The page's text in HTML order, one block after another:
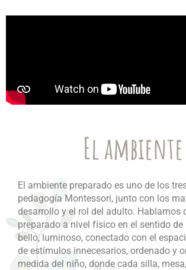
El ambiente
El ambiente preparado es uno de los
pedagogía Montessori, junto con los
desarrollo y el rol del adulto. Hablamos
preparado a nivel físico en el sentido de
bello, luminoso, conectado con el
de estímulos innecesarios, ordenado y
medida del niño, donde cada silla,